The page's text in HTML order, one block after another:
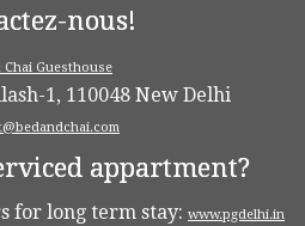
nous!
Chai Guesthouse
1, 110048 New Delhi
appartment?
for long term stay: www.pgdelhi.in